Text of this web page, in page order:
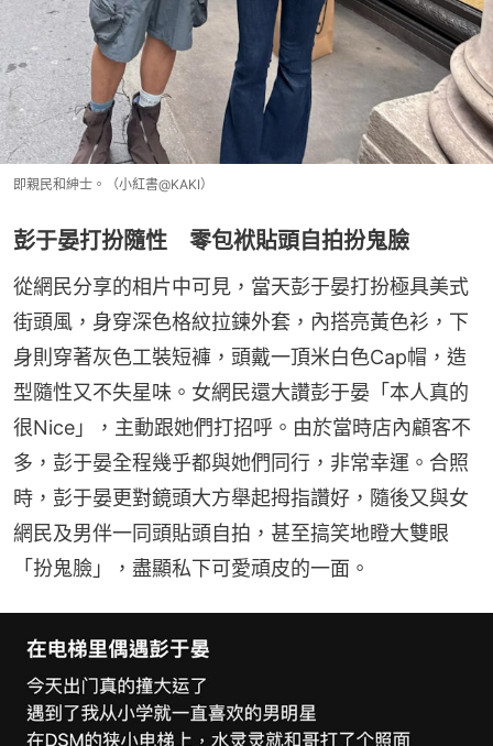
即親民和紳士。（小紅書@KAKI）
彭于晏打扮隨性 零包袱貼頭自拍扮鬼臉
從網民分享的相片中可見，當天彭于晏打扮極具美式
街頭風，身穿深色格紋拉鍊外套，內搭亮黃色衫，下
身則穿著灰色工裝短褲，頭戴一頂米白色Cap帽，造
型隨性又不失星味。女網民還大讚彭于晏「本人真的
很Nice」，主動跟她們打招呼。由於當時店內顧客不
多，彭于晏全程幾乎都與她們同行，非常幸運。合照
時，彭于晏更對鏡頭大方舉起拇指讚好，隨後又與女
網民及男伴一同頭貼頭自拍，甚至搞笑地瞪大雙眼
「扮鬼臉」，盡顯私下可愛頑皮的一面。